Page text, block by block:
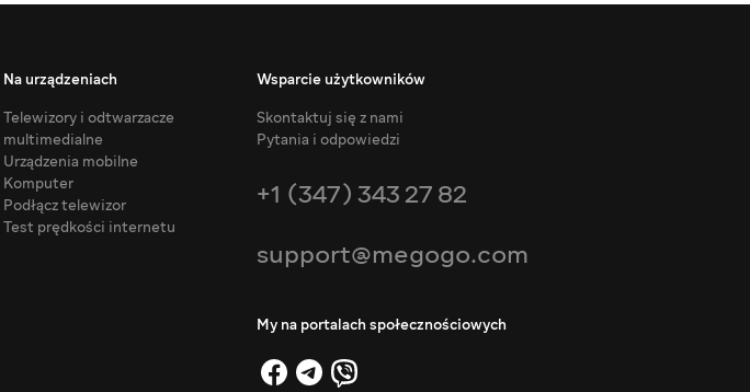
Na urządzeniach
Telewizory i odtwarzacze
multimedialne
Urządzenia mobilne
Komputer
Podłącz telewizor
Test prędkości internetu
Wsparcie użytkowników
Skontaktuj się z nami
Pytania i odpowiedzi
+1 (347) 343 27 82
support@megogo.com
My na portalach społecznościowych